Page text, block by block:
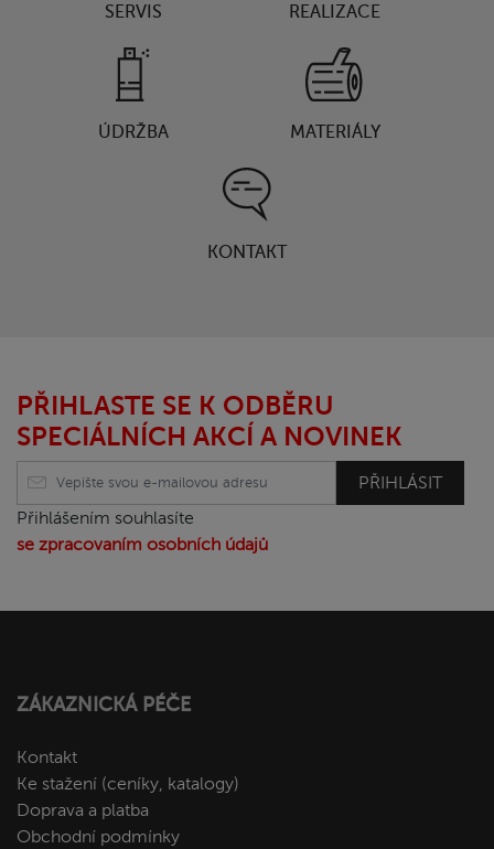
SERVIS REALIZACE
ÚDRŽBA MATERIÁLY
KONTAKT
PŘIHLASTE SE K ODBĚRU
SPECIÁLNÍCH AKCÍ A NOVINEK
PŘIHLÁSIT
Přihlášením souhlasíte
se zpracovaním osobních údajů
ZÁKAZNICKÁ PÉČE
Kontakt
Ke stažení (ceníky, katalogy)
Doprava a platba
Obchodní podmínky